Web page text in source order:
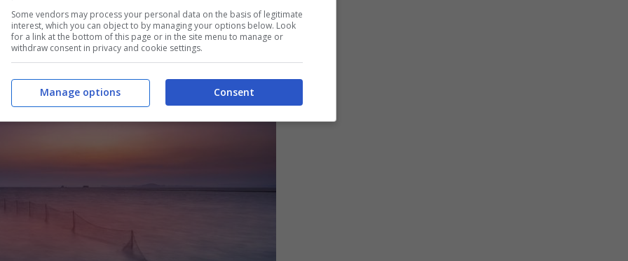
Some vendors may process your personal data on the basis of legitimate
interest, which you can object to by managing your options below. Look
for a link at the bottom of this page or in the site menu to manage or
withdraw consent in privacy and cookie settings.
Consent
Manage options